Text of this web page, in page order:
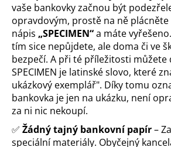
vaše bankovky začnou být
opravdovým, prostě na ně
nápis „SPECIMEN“a máte
tím sice nepůjdete, ale doma či ve
bezpečí. A při té příležitosti můžete
SPECIMEN je latinské slovo, které
ukázkový exemplář". Díky tomu
bankovka je jen na ukázku, není
za ni nic nekoupí.
✅ Žádný tajný bankovní papír–
speciální materiály. Obyčejný
u
č
u
j
e
m
e